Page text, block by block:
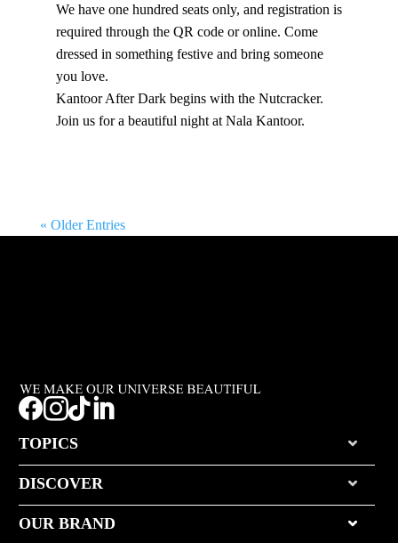
We have one hundred seats only, and registration is
required through the QR code or online. Come
dressed in something festive and bring someone
you love.
Kantoor After Dark begins with the Nutcracker.
Join us for a beautiful night at Nala Kantoor.
« Older Entries

TOPICS
DISCOVER
OUR BRAND